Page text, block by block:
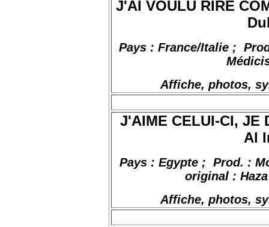
J'AI VOULU RIRE
Pays : France/Italie ;
Affiche, photos,
J'AIME CELUI-CI, JE
Al
Pays : Egypte ; Prod. :
original :
Affiche, photos,